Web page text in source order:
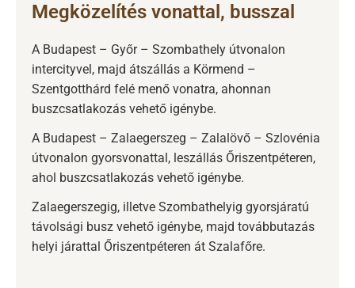
Megközelítés vonattal, busszal
A Budapest – Győr – Szombathely útvonalon
intercityvel, majd átszállás a Körmend –
Szentgotthárd felé menő vonatra, ahonnan
buszcsatlakozás vehető igénybe.
A Budapest – Zalaegerszeg – Zalalövő – Szlovénia
útvonalon gyorsvonattal, leszállás Őriszentpéteren,
ahol buszcsatlakozás vehető igénybe.
Zalaegerszegig, illetve Szombathelyig gyorsjáratú
távolsági busz vehető igénybe, majd továbbutazás
helyi járattal Őriszentpéteren át Szalafőre.